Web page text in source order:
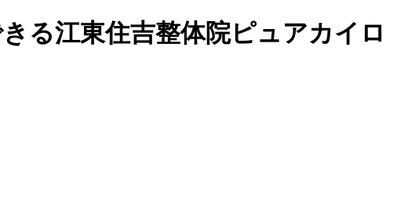
る江東住吉整体院ピュアカイロ